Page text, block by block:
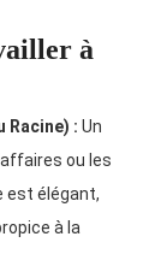
à
Racine) : Un
ou les
est élégant,
à la